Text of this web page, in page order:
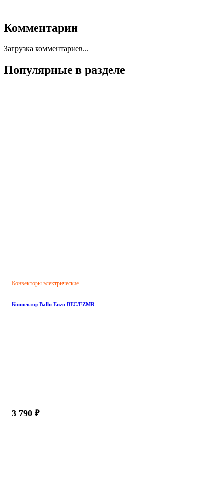
Комментарии
Загрузка комментариев...
Популярные в разделе
Конвекторы электрические
Конвектор Ballu Enzo BEC/EZMR
3 790 ₽